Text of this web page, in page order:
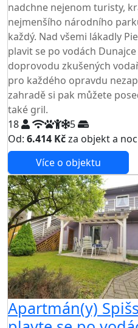
nadchne nejenom turisty,
nejmenšího národního
každý. Nad všemi lákadly
plavit se po vodách
doprovodu zkušených
pro každého opravdu
zahradě si pak můžete
také gril.
18
5
Od: 6.414 Kčza objekt a noc
Více o objektu
Apartmán(y)